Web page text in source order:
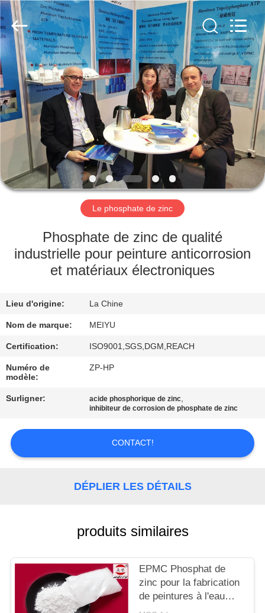
À
LA
MAISON
PRODUITS
VIDÉOS
PROPOS
DE
VISITE
DE
L'USINE
CONTRÔLE
DE
QUALITÉ
DEMANDEZ
UN
DEVIS
city
xinsheng
chemical
co.,ltd.
All
Rights
Reserved.
Developed
by
ECER
Le phosphate de zinc
Phosphate de zinc de qualité
industrielle pour peinture anticorrosion
et matériaux électroniques
Lieu d'origine: La Chine
Nom de marque: MEIYU
Certification: ISO9001,SGS,DGM,REACH
Numéro de
modèle:
ZP-HP
Surligner: acide phosphorique de zinc,
inhibiteur de corrosion de phosphate de zinc
CONTACT!
DÉPLIER LES DÉTAILS
produits similaires
EPMC Phosphat de
zinc pour la fabrication
de peintures à l'eau
avec des peintures